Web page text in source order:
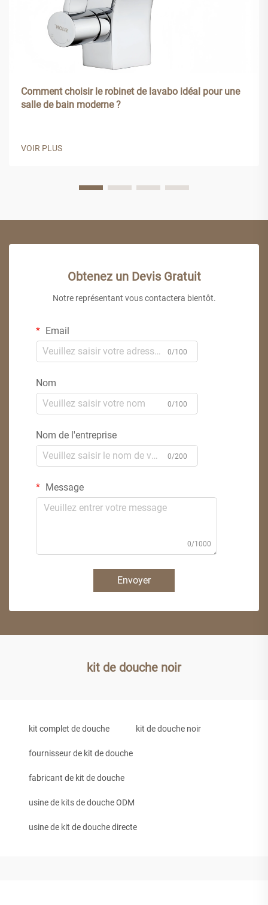
Comment choisir le robinet de lavabo idéal pour une
salle de bain moderne ?
VOIR PLUS
Obtenez un Devis Gratuit
Notre représentant vous contactera bientôt.
Email
0/100
Nom
0/100
Nom de l'entreprise
0/200
Message
0/1000
Envoyer
kit de douche noir
kit complet de douche kit de douche noir
fournisseur de kit de douche
fabricant de kit de douche
usine de kits de douche ODM
usine de kit de douche directe